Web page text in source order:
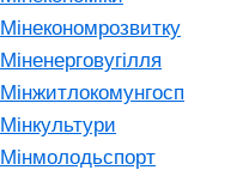
Мінекономрозвитку
Міненерговугілля
Мінжитлокомунгосп
Мінкультури
Мінмолодьспорт